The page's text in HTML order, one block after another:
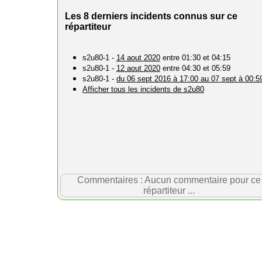
Les 8 derniers incidents connus sur ce
répartiteur
s2u80-1 - 14 aout 2020 entre 01:30 et 04:15
s2u80-1 - 12 aout 2020 entre 04:30 et 05:59
s2u80-1 - du 06 sept 2016 à 17:00 au 07 sept à
Afficher tous les incidents de s2u80
Commentaires : Aucun commentaire pour ce
répartiteur ...